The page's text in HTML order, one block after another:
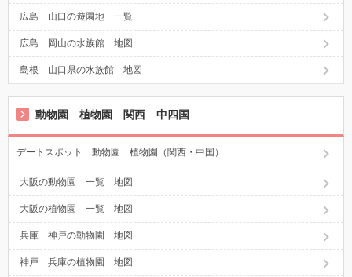
広島 山口の遊園地 一覧
広島 岡山の水族館 地図
島根 山口県の水族館 地図
動物園 植物園 関西 中四国
デートスポット 動物園 植物園（関西・中国）
大阪の動物園 一覧 地図
大阪の植物園 一覧 地図
兵庫 神戸の動物園 地図
神戸 兵庫の植物園 地図